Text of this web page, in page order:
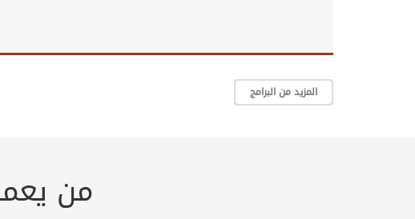
المزيد من البرامج
من